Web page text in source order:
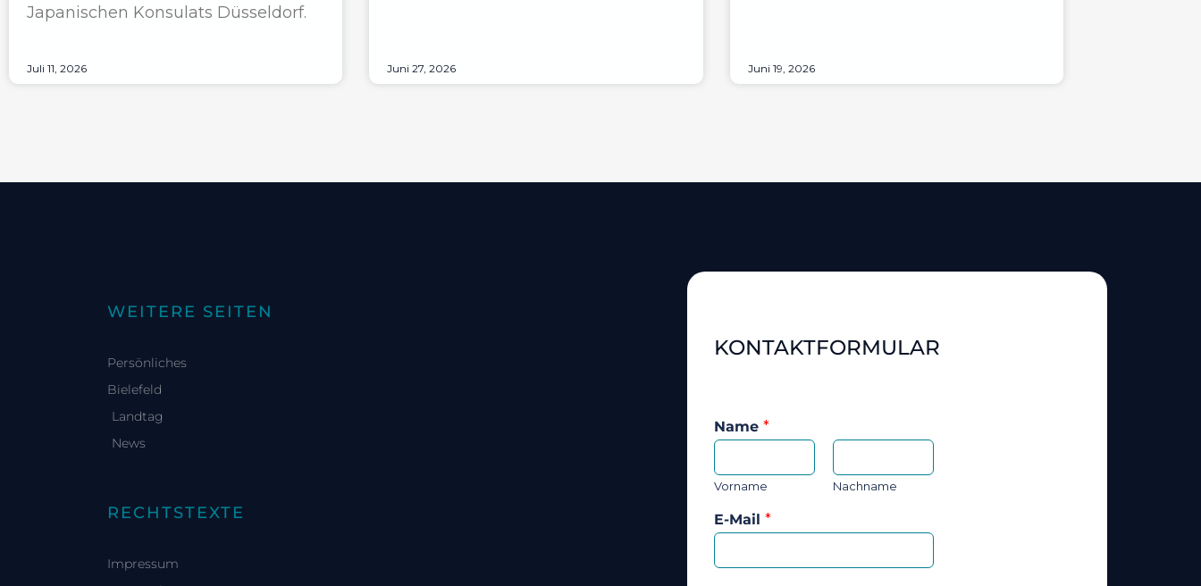
Japanischen Konsulats Düsseldorf.
Juli 11, 2026 Juni 27, 2026 Juni 19, 2026
WEITERE SEITEN
Persönliches
Bielefeld
Landtag
News
RECHTSTEXTE
Impressum
KONTAKTFORMULAR
Name *
Vorname Nachname
E-Mail *